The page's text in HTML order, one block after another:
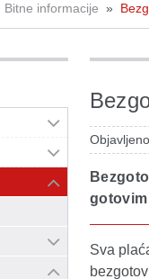
Bitne informacije »
Sva